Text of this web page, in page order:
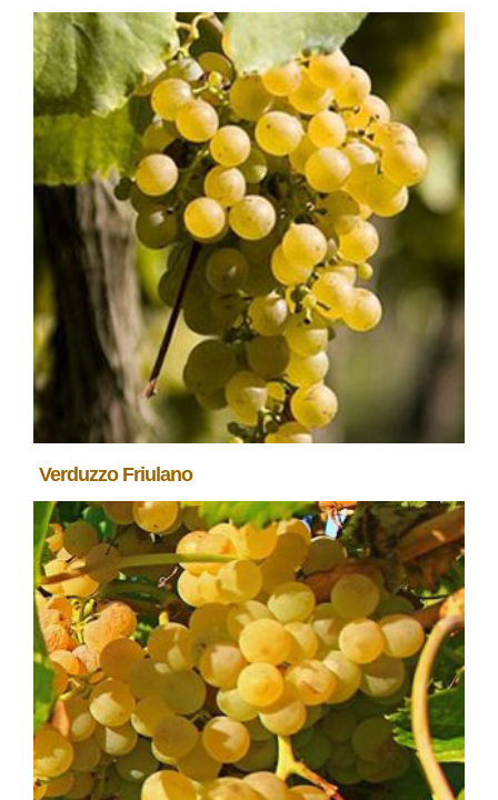
Verduzzo Friulano